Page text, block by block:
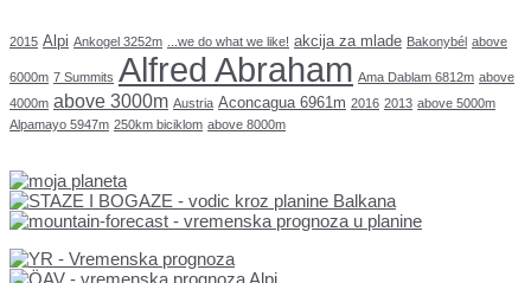
2015 Alpi Ankogel 3252m ...we do what we like! akcija za mlade Bakonybél above
6000m 7 Summits Alfred Abraham Ama Dablam 6812m above
4000m above 3000m Austria Aconcagua 6961m 2016 2013 above 5000m
Alpamayo 5947m 250km biciklom above 8000m